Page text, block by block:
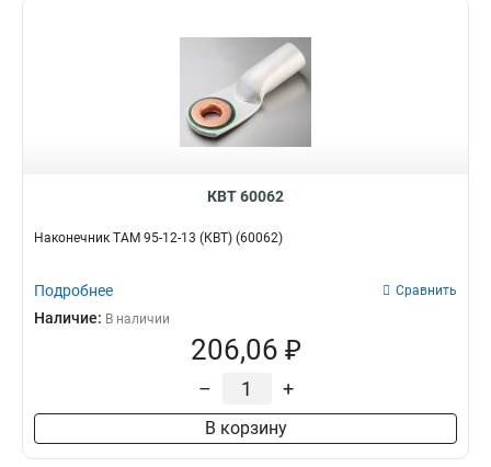
КВТ 60062
Наконечник ТАМ 95-12-13 (КВТ) (60062)
Подробнее Сравнить
Наличие: В наличии
206,06 ₽
– +
В корзину